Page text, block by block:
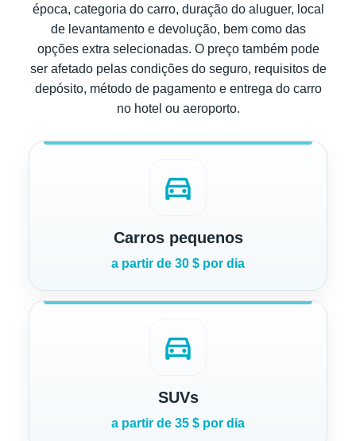
época, categoria do carro, duração do aluguer, local
de levantamento e devolução, bem como das
opções extra selecionadas. O preço também pode
ser afetado pelas condições do seguro, requisitos de
depósito, método de pagamento e entrega do carro
no hotel ou aeroporto.
directions_car
Carros pequenos
a partir de 30 $ por dia
directions_car
SUVs
a partir de 35 $ por dia